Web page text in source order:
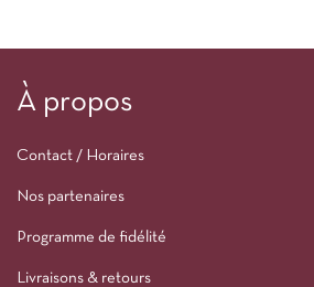
À propos
Contact / Horaires
Nos partenaires
Programme de fidélité
Livraisons & retours